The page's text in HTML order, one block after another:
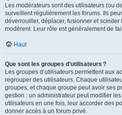
Les modérateurs sont des utilisateurs (ou
surveillent régulièrement les forums. Ils
déverrouiller, déplacer, fusionner et scinder
modèrent. Leur rôle est généralement de
Haut
Que sont les groupes d’utilisateurs ?
Les groupes d’utilisateurs permettent aux
regrouper des utilisateurs. Chaque
groupes, et chaque groupe peut avoir ses
gestion : un administrateur peut modifier
utilisateurs en une fois, leur accorder des
donner accès à un forum privé.